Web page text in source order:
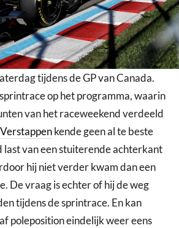
tijdens de GP van Canada.
op het programma, waarin
van het raceweekend verdeeld
kende geen al te beste
van een stuiterende achterkant
hij niet verder kwam dan een
De vraag is echter of hij de weg
tijdens de sprintrace. En kan
poleposition eindelijk weer eens